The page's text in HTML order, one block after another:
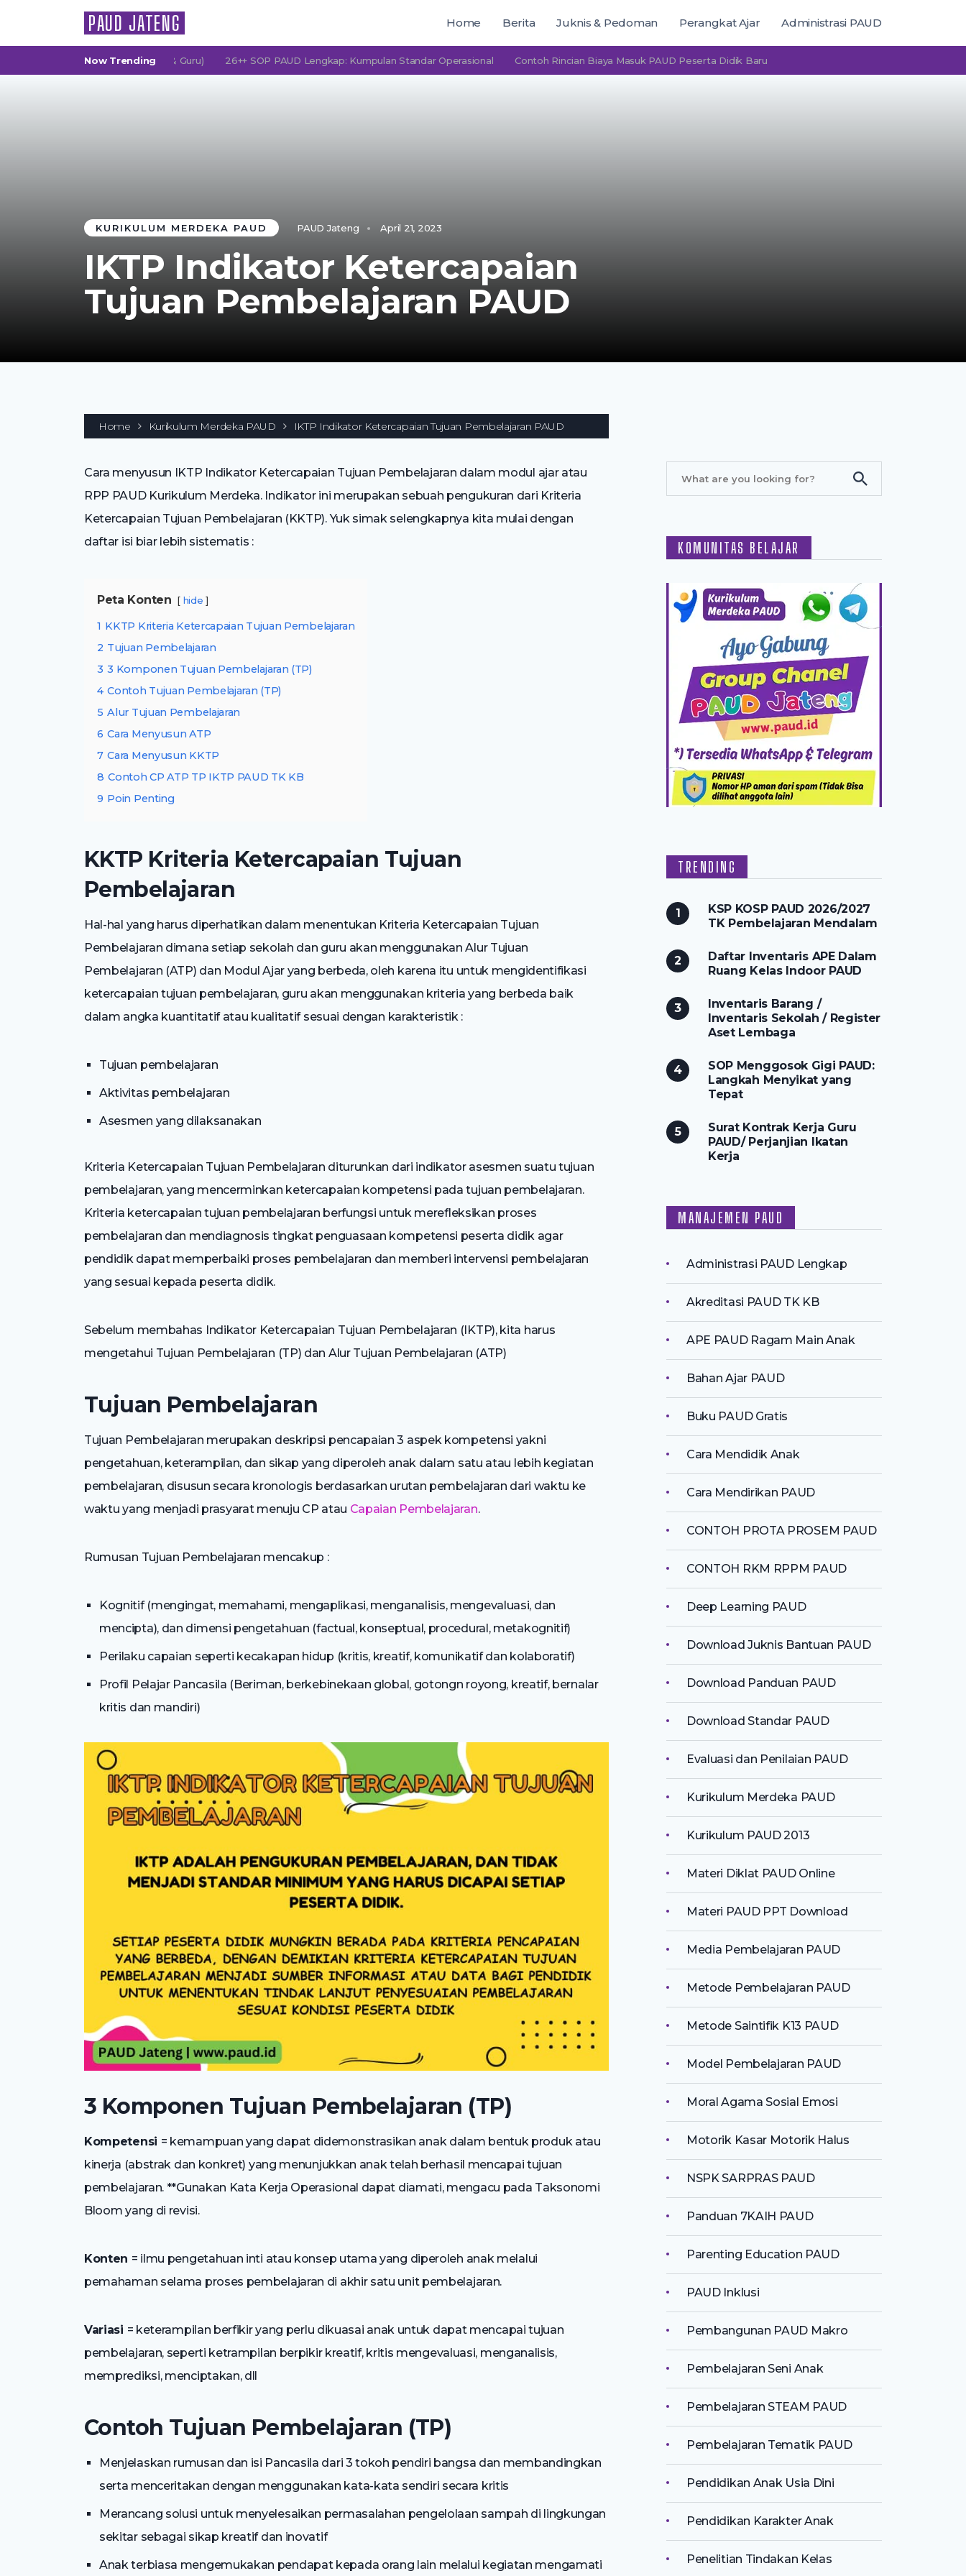
PAUD JATENG Home Berita Juknis & Pedoman Perangkat Ajar Administrasi PAUD
Now Trending
Orang Tua Murid & Guru) 26++ SOP PAUD Lengkap: Kumpulan Standar Operasional Contoh Rincian Biaya Masuk PAUD Peserta Didik Baru
KURIKULUM MERDEKA PAUD PAUD Jateng April 21, 2023
IKTP Indikator Ketercapaian
Tujuan Pembelajaran PAUD
Home Kurikulum Merdeka PAUD IKTP Indikator Ketercapaian Tujuan Pembelajaran PAUD
Cara menyusun IKTP Indikator Ketercapaian Tujuan Pembelajaran dalam modul ajar atau
RPP PAUD Kurikulum Merdeka. Indikator ini merupakan sebuah pengukuran dari Kriteria
Ketercapaian Tujuan Pembelajaran (KKTP). Yuk simak selengkapnya kita mulai dengan
daftar isi biar lebih sistematis :
Peta Konten hide
1 KKTP Kriteria Ketercapaian Tujuan Pembelajaran
2 Tujuan Pembelajaran
3 3 Komponen Tujuan Pembelajaran (TP)
4 Contoh Tujuan Pembelajaran (TP)
5 Alur Tujuan Pembelajaran
6 Cara Menyusun ATP
7 Cara Menyusun KKTP
8 Contoh CP ATP TP IKTP PAUD TK KB
9 Poin Penting
KKTP Kriteria Ketercapaian Tujuan
Pembelajaran
Hal-hal yang harus diperhatikan dalam menentukan Kriteria Ketercapaian Tujuan
Pembelajaran dimana setiap sekolah dan guru akan menggunakan Alur Tujuan
Pembelajaran (ATP) dan Modul Ajar yang berbeda, oleh karena itu untuk mengidentifikasi
ketercapaian tujuan pembelajaran, guru akan menggunakan kriteria yang berbeda baik
dalam angka kuantitatif atau kualitatif sesuai dengan karakteristik :
Tujuan pembelajaran
Aktivitas pembelajaran
Asesmen yang dilaksanakan
Kriteria Ketercapaian Tujuan Pembelajaran diturunkan dari indikator asesmen suatu tujuan
pembelajaran, yang mencerminkan ketercapaian kompetensi pada tujuan pembelajaran.
Kriteria ketercapaian tujuan pembelajaran berfungsi untuk merefleksikan proses
pembelajaran dan mendiagnosis tingkat penguasaan kompetensi peserta didik agar
pendidik dapat memperbaiki proses pembelajaran dan memberi intervensi pembelajaran
yang sesuai kepada peserta didik.
Sebelum membahas Indikator Ketercapaian Tujuan Pembelajaran (IKTP), kita harus
mengetahui Tujuan Pembelajaran (TP) dan Alur Tujuan Pembelajaran (ATP)
Tujuan Pembelajaran
Tujuan Pembelajaran merupakan deskripsi pencapaian 3 aspek kompetensi yakni
pengetahuan, keterampilan, dan sikap yang diperoleh anak dalam satu atau lebih kegiatan
pembelajaran, disusun secara kronologis berdasarkan urutan pembelajaran dari waktu ke
waktu yang menjadi prasyarat menuju CP atau Capaian Pembelajaran.
Rumusan Tujuan Pembelajaran mencakup :
Kognitif (mengingat, memahami, mengaplikasi, menganalisis, mengevaluasi, dan
mencipta), dan dimensi pengetahuan (factual, konseptual, procedural, metakognitif)
Perilaku capaian seperti kecakapan hidup (kritis, kreatif, komunikatif dan kolaboratif)
Profil Pelajar Pancasila (Beriman, berkebinekaan global, gotongn royong, kreatif, bernalar
kritis dan mandiri)
3 Komponen Tujuan Pembelajaran (TP)
Kompetensi = kemampuan yang dapat didemonstrasikan anak dalam bentuk produk atau
kinerja (abstrak dan konkret) yang menunjukkan anak telah berhasil mencapai tujuan
pembelajaran. **Gunakan Kata Kerja Operasional dapat diamati, mengacu pada Taksonomi
Bloom yang di revisi.
Konten = ilmu pengetahuan inti atau konsep utama yang diperoleh anak melalui
pemahaman selama proses pembelajaran di akhir satu unit pembelajaran.
Variasi = keterampilan berfikir yang perlu dikuasai anak untuk dapat mencapai tujuan
pembelajaran, seperti ketrampilan berpikir kreatif, kritis mengevaluasi, menganalisis,
memprediksi, menciptakan, dll
Contoh Tujuan Pembelajaran (TP)
Menjelaskan rumusan dan isi Pancasila dari 3 tokoh pendiri bangsa dan membandingkan
serta menceritakan dengan menggunakan kata-kata sendiri secara kritis
Merancang solusi untuk menyelesaikan permasalahan pengelolaan sampah di lingkungan
sekitar sebagai sikap kreatif dan inovatif
Anak terbiasa mengemukakan pendapat kepada orang lain melalui kegiatan mengamati
KOMUNITAS BELAJAR
TRENDING
KSP KOSP PAUD 2026/2027
TK Pembelajaran Mendalam
Daftar Inventaris APE Dalam
Ruang Kelas Indoor PAUD
Inventaris Barang /
Inventaris Sekolah / Register
Aset Lembaga
SOP Menggosok Gigi PAUD:
Langkah Menyikat yang
Tepat
Surat Kontrak Kerja Guru
PAUD/ Perjanjian Ikatan
Kerja
MANAJEMEN PAUD
Administrasi PAUD Lengkap
Akreditasi PAUD TK KB
APE PAUD Ragam Main Anak
Bahan Ajar PAUD
Buku PAUD Gratis
Cara Mendidik Anak
Cara Mendirikan PAUD
CONTOH PROTA PROSEM PAUD
CONTOH RKM RPPM PAUD
Deep Learning PAUD
Download Juknis Bantuan PAUD
Download Panduan PAUD
Download Standar PAUD
Evaluasi dan Penilaian PAUD
Kurikulum Merdeka PAUD
Kurikulum PAUD 2013
Materi Diklat PAUD Online
Materi PAUD PPT Download
Media Pembelajaran PAUD
Metode Pembelajaran PAUD
Metode Saintifik K13 PAUD
Model Pembelajaran PAUD
Moral Agama Sosial Emosi
Motorik Kasar Motorik Halus
NSPK SARPRAS PAUD
Panduan 7KAIH PAUD
Parenting Education PAUD
PAUD Inklusi
Pembangunan PAUD Makro
Pembelajaran Seni Anak
Pembelajaran STEAM PAUD
Pembelajaran Tematik PAUD
Pendidikan Anak Usia Dini
Pendidikan Karakter Anak
Penelitian Tindakan Kelas